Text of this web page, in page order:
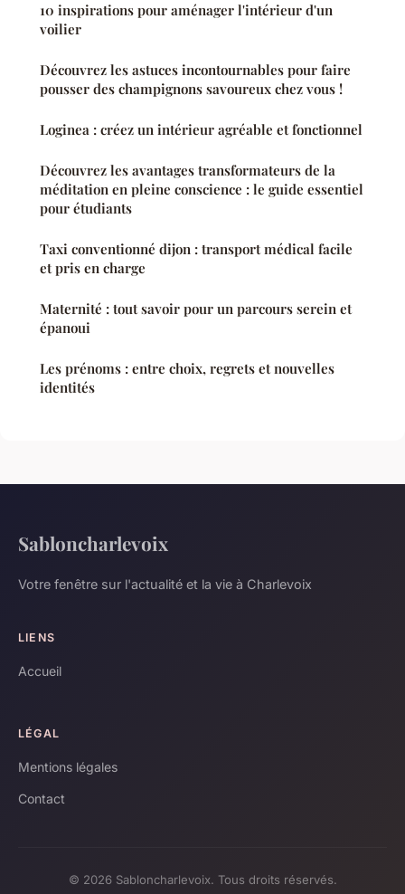
10 inspirations pour aménager l'intérieur d'un
voilier
Découvrez les astuces incontournables pour faire
pousser des champignons savoureux chez vous !
Loginea : créez un intérieur agréable et fonctionnel
Découvrez les avantages transformateurs de la
méditation en pleine conscience : le guide essentiel
pour étudiants
Taxi conventionné dijon : transport médical facile
et pris en charge
Maternité : tout savoir pour un parcours serein et
épanoui
Les prénoms : entre choix, regrets et nouvelles
identités
Sabloncharlevoix
Votre fenêtre sur l'actualité et la vie à Charlevoix
LIENS
Accueil
LÉGAL
Mentions légales
Contact
© 2026 Sabloncharlevoix. Tous droits réservés.